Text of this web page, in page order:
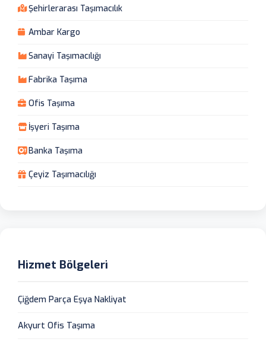
Şehirlerarası Taşımacılık
Ambar Kargo
Sanayi Taşımacılığı
Fabrika Taşıma
Ofis Taşıma
İşyeri Taşıma
Banka Taşıma
Çeyiz Taşımacılığı
Hizmet Bölgeleri
Çiğdem Parça Eşya Nakliyat
Akyurt Ofis Taşıma